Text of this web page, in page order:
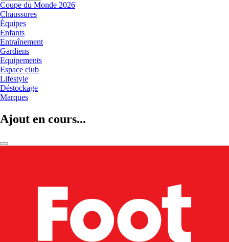
Coupe du Monde 2026
Chaussures
Équipes
Enfants
Entraînement
Gardiens
Equipements
Espace club
Lifestyle
Déstockage
Marques
Ajout en cours...